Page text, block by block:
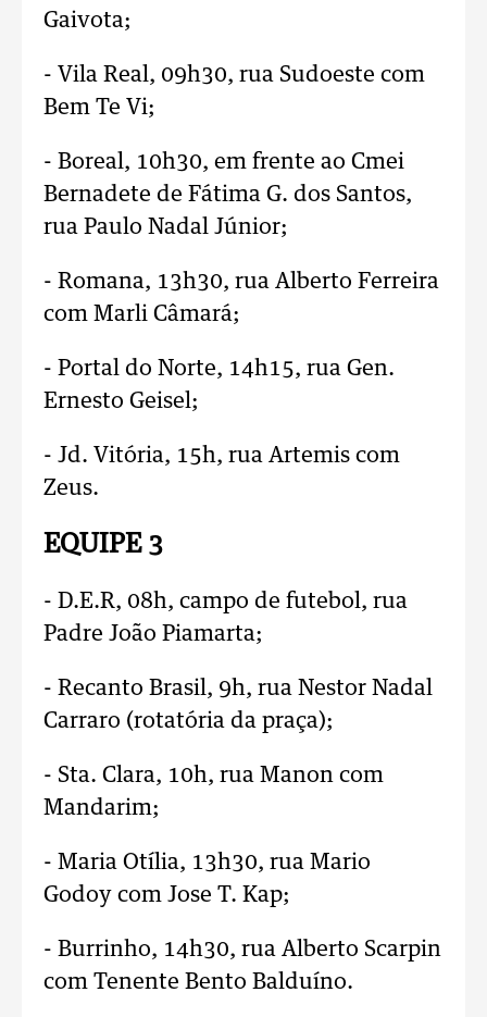
Gaivota;
- Vila Real, 09h30, rua Sudoeste com
Bem Te Vi;
- Boreal, 10h30, em frente ao Cmei
Bernadete de Fátima G. dos Santos,
rua Paulo Nadal Júnior;
- Romana, 13h30, rua Alberto Ferreira
com Marli Câmará;
- Portal do Norte, 14h15, rua Gen.
Ernesto Geisel;
- Jd. Vitória, 15h, rua Artemis com
Zeus.
EQUIPE 3
- D.E.R, 08h, campo de futebol, rua
Padre João Piamarta;
- Recanto Brasil, 9h, rua Nestor Nadal
Carraro (rotatória da praça);
- Sta. Clara, 10h, rua Manon com
Mandarim;
- Maria Otília, 13h30, rua Mario
Godoy com Jose T. Kap;
- Burrinho, 14h30, rua Alberto Scarpin
com Tenente Bento Balduíno.